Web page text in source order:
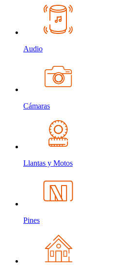
Audio
Cámaras
Llantas y Motos
Pines